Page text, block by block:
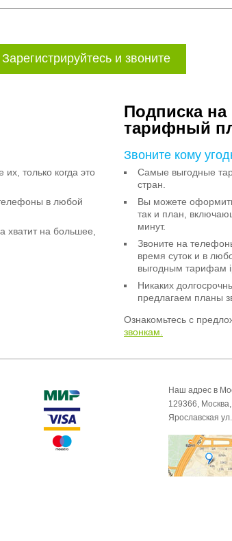
Зарегистрируйтесь и звоните
их, только когда это
в любой
хватит на большее,
Подписка
тарифный
Звоните кому
Самые выгодные
стран.
Вы можете
так и план,
минут.
Звоните на
время суток и в
выгодным тарифам
Никаких
предлагаем планы
Ознакомьтесь с
звонкам.
Наш адрес в
129366, Москва,
Ярославская